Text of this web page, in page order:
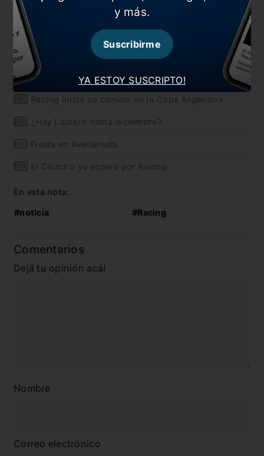
Udinese en enero interrumpirá su ciclo antes de
tiempo: disputó apenas seis partidos y su vínculo,
que se extendía hasta fin de año, se cortará a la
mitad.
También te puede interesar
Racing inicia su camino en la Copa Argentina
¿Hay Lautaro hasta diciembre?
Fiesta en Avellaneda
El Cilindro ya espera por Racing
En esta nota:
#noticia #Racing
Comentarios
Dejá tu opinión acá!
Nombre
Correo electrónico
YA ESTOY SUSCRIPTO!
y más.
Suscribirme